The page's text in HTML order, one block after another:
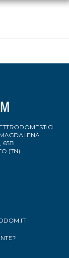
65B
(TN)